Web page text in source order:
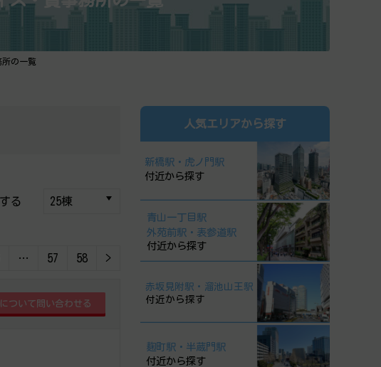
の一覧
る
… 57 58 >
人気エリアから探す
新橋駅・虎ノ門駅
付近から探す
青山一丁目駅
外苑前駅・表参道駅
付近から探す
赤坂見附駅・溜池山王駅
付近から探す
麹町駅・半蔵門駅
付近から探す